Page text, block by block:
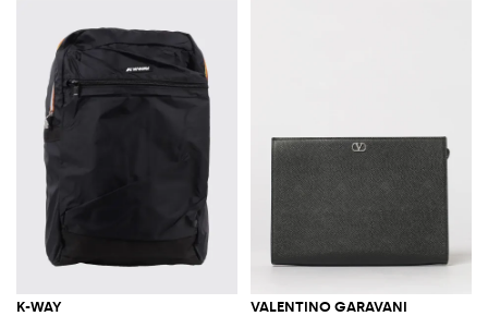
K-WAY VALENTINO GARAVANI